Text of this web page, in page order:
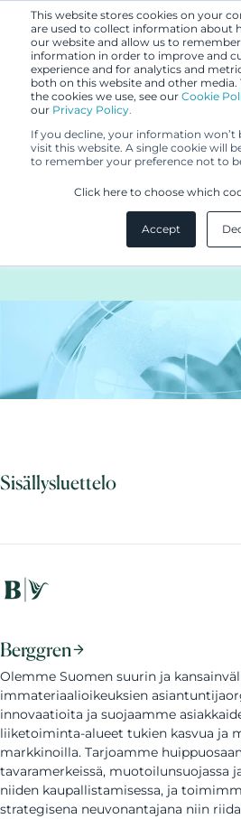
This website stores cookies on your
are used to collect information about
our website and allow us to
information in order to improve and
experience and for analytics and
both on this website and other
the cookies we use, see our Cookie
our Privacy Policy.
If you decline, your information won’t
visit this website. A single cookie will
to remember your preference not to
Click here to choose which
Accept
17.1.2017
"Paras tapa suojata
tavaramerkki on
yksinoikeus
Sisällysluettelo
Berggren
Olemme Suomen suurin ja
immateriaalioikeuksien
innovaatioita ja suojaamme
liiketoiminta-alueet tukien kasvua ja
markkinoilla. Tarjoamme
tavaramerkeissä, muotoilunsuojassa
niiden kaupallistamisessa, ja
strategisena neuvonantajana niin